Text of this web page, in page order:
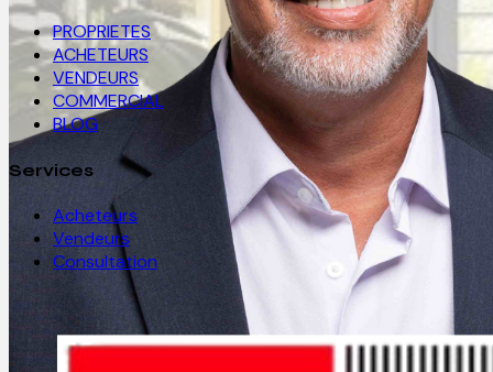
PROPRIETES
ACHETEURS
VENDEURS
COMMERCIAL
BLOG
Services
Acheteurs
Vendeurs
Consultation